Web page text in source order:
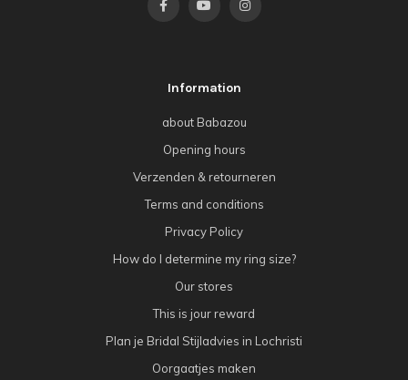
Information
about Babazou
Opening hours
Verzenden & retourneren
Terms and conditions
Privacy Policy
How do I determine my ring size?
Our stores
This is jour reward
Plan je Bridal Stijladvies in Lochristi
Oorgaatjes maken